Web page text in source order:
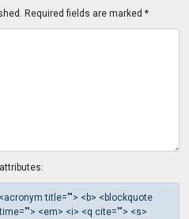
Required fields are marked *
title=""> <b> <blockquote
<em> <i> <q cite=""> <s>